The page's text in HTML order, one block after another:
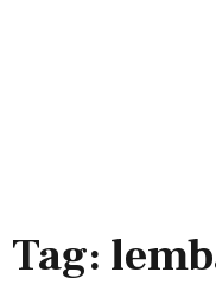
Tag: